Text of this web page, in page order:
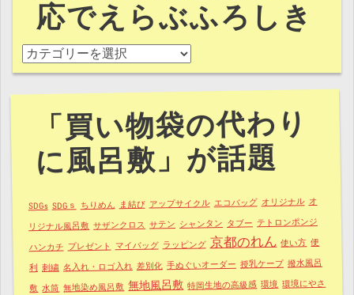
応でえらぶふろしき
ご要望に応える風呂敷製作と誠意ある対応でえらぶふろし
「買い物袋の代わり
に風呂敷」が話題
SDGs SDGｓ ちりめん ま結び アップサイクル エコバッグ オリジナル オ
リジナル風呂敷 サザンクロス サテン シャンタン タブー テトロンポンジ
ハンカチ プレゼント マイバッグ ラッピング 京都のれん 使い方 便
利 刺繍 名入れ・ロゴ入れ 差別化 手ぬぐいオーダー 授乳ケープ 撥水風呂
敷 水筒 無地染め風呂敷 無地風呂敷 特岡生地の高級感 環境 環境にやさ